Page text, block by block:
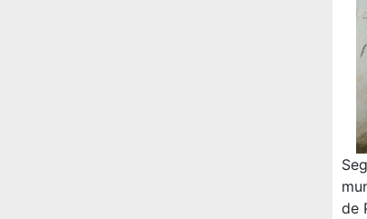
de